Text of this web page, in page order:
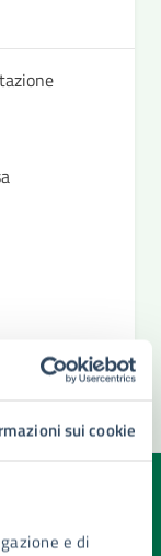
sui cookie
e di
su questa